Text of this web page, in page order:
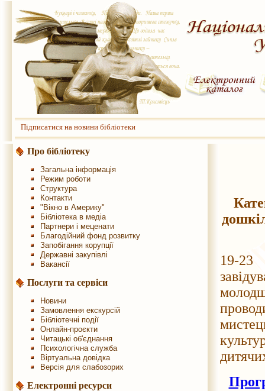
Підписатися на новини бібліотеки
Про бібліотеку
Загальна інформація
Режим роботи
Структура
Контакти
"Вікно в Америку"
Бібліотека в медіа
Партнери і меценати
Благодійний фонд розвитку
Запобігання корупції
Державні закупівлі
Вакансії
Послуги та сервіси
Новини
Замовлення екскурсій
Бібліотечні події
Онлайн-проєкти
Читацькі об'єднання
Психологічна служба
Віртуальна довідка
Версія для слабозорих
Електронні ресурси
19-23